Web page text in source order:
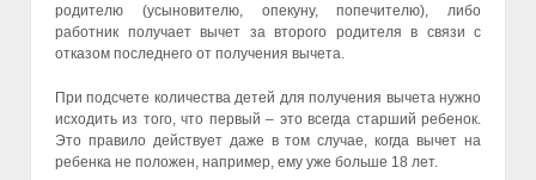
родителю (усыновителю, опекуну, попечителю), либо
работник получает вычет за второго родителя в связи с
отказом последнего от получения вычета.
При подсчете количества детей для получения вычета нужно
исходить из того, что первый – это всегда старший ребенок.
Это правило действует даже в том случае, когда вычет на
ребенка не положен, например, ему уже больше 18 лет.